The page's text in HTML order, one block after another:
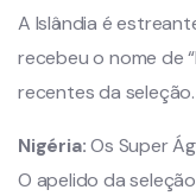
A Islândia é
recebeu o nome de
recentes da seleção.
Nigéria:Os Super
O apelido da